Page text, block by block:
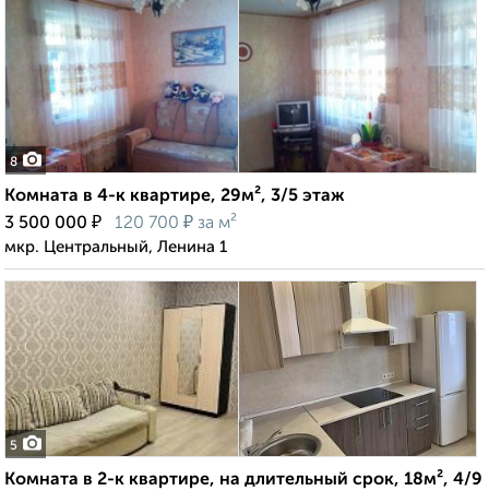
8
Комната в 4-к квартире, 29м², 3/5 этаж
3 500 000 ₽ 120 700 ₽ за м²
мкр. Центральный, Ленина 1
5
Комната в 2-к квартире, на длительный срок, 18м², 4/9